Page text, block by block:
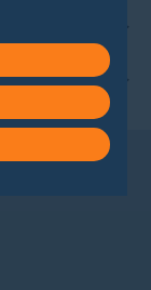
ändern.